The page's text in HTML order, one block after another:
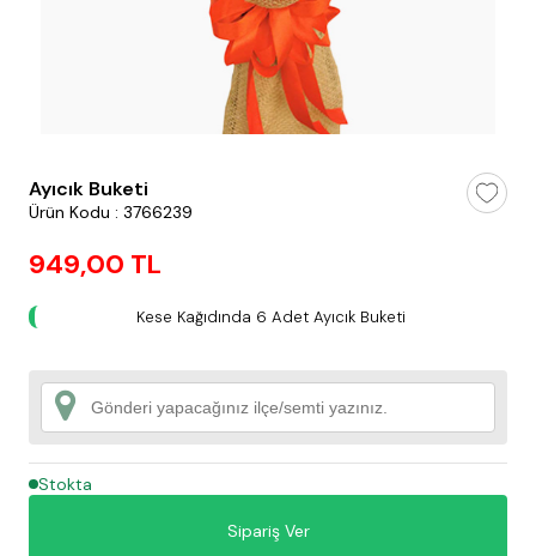
Ayıcık Buketi
Ürün Kodu : 3766239
949,00 TL
Kese Kağıdında 6 Adet Ayıcık Buketi
Stokta
Sipariş Ver